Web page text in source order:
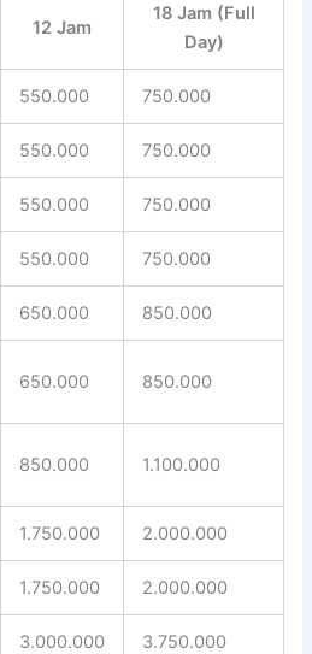
12 Jam
18 Jam (Full
Day)
550.000 750.000
550.000 750.000
550.000 750.000
550.000 750.000
650.000 850.000
650.000 850.000
850.000 1.100.000
1.750.000 2.000.000
1.750.000 2.000.000
3.000.000 3.750.000